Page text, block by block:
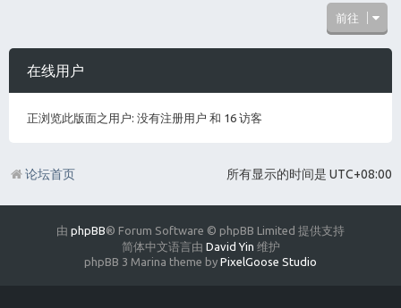
前往
在线用户
正浏览此版面之用户: 没有注册用户 和 16 访客
所有显示的时间是 UTC+08:00
论坛首页
由 phpBB® Forum Software © phpBB Limited 提供支持
简体中文语言由 David Yin 维护
phpBB 3 Marina theme by PixelGoose Studio